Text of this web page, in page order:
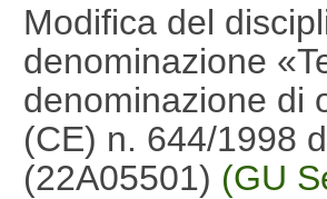
Modifica del
denominazione
denominazione di
(CE) n. 644/1998
(22A05501) (GU